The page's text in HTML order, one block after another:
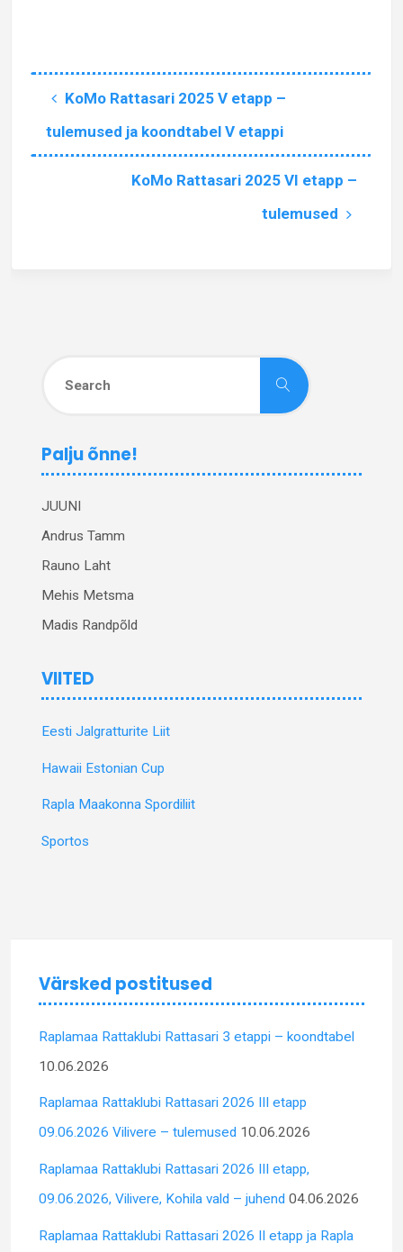
KoMo Rattasari 2025 V etapp –
tulemused ja koondtabel V etappi
KoMo Rattasari 2025 VI etapp –
tulemused
Search
Palju õnne!
JUUNI
Andrus Tamm
Rauno Laht
Mehis Metsma
Madis Randpõld
VIITED
Eesti Jalgratturite Liit
Hawaii Estonian Cup
Rapla Maakonna Spordiliit
Sportos
Värsked postitused
Raplamaa Rattaklubi Rattasari 3 etappi – koondtabel
10.06.2026
Raplamaa Rattaklubi Rattasari 2026 III etapp
09.06.2026 Vilivere – tulemused 10.06.2026
Raplamaa Rattaklubi Rattasari 2026 III etapp,
09.06.2026, Vilivere, Kohila vald – juhend 04.06.2026
Raplamaa Rattaklubi Rattasari 2026 II etapp ja Rapla